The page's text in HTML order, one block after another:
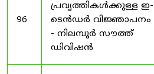
96
പ്രവൃത്തികൾക്കുള്ള ഇ-
ടെൻഡർ വിജ്ഞാപനം
- നിലമ്പൂർ സൗത്ത്
ഡിവിഷൻ